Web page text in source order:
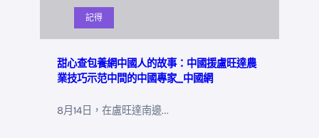
記得
甜心查包養網中國人的故事：中國援盧旺達農
業技巧示范中間的中國專家_中國網
8月14日，在盧旺達南邊…